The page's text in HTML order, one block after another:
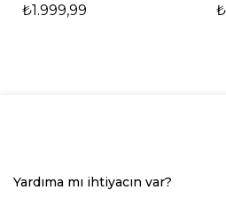
₺1.999,99
Yardıma mı ihtiyacın var?